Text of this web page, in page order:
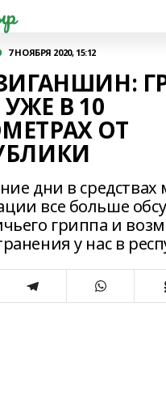
7 НОЯБРЯ 2020, 15:12
В 10
ОТ
дни в средствах
все больше
гриппа и
у нас в